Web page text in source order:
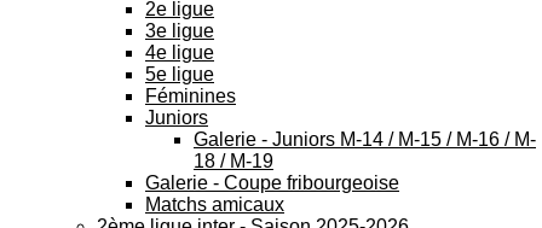
2e ligue
3e ligue
4e ligue
5e ligue
Féminines
Juniors
Galerie - Juniors M-14 / M-15 / M-16 / M-
18 / M-19
Galerie - Coupe fribourgeoise
Matchs amicaux